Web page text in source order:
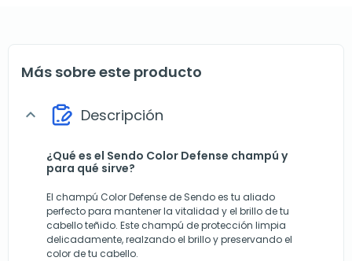
Más sobre este producto
expand_more Descripción
¿Qué es el Sendo Color Defense champú y
para qué sirve?
El champú Color Defense de Sendo es tu aliado
perfecto para mantener la vitalidad y el brillo de tu
cabello teñido. Este champú de protección limpia
delicadamente, realzando el brillo y preservando el
color de tu cabello.